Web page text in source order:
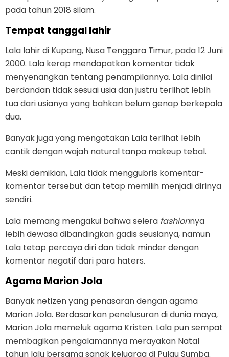
pada tahun 2018 silam.
Tempat tanggal lahir
Lala lahir di Kupang, Nusa Tenggara Timur, pada 12 Juni
2000. Lala kerap mendapatkan komentar tidak
menyenangkan tentang penampilannya. Lala dinilai
berdandan tidak sesuai usia dan justru terlihat lebih
tua dari usianya yang bahkan belum genap berkepala
dua.
Banyak juga yang mengatakan Lala terlihat lebih
cantik dengan wajah natural tanpa makeup tebal.
Meski demikian, Lala tidak menggubris komentar-
komentar tersebut dan tetap memilih menjadi dirinya
sendiri.
Lala memang mengakui bahwa selera fashionnya
lebih dewasa dibandingkan gadis seusianya, namun
Lala tetap percaya diri dan tidak minder dengan
komentar negatif dari para haters.
Agama Marion Jola
Banyak netizen yang penasaran dengan agama
Marion Jola. Berdasarkan penelusuran di dunia maya,
Marion Jola memeluk agama Kristen. Lala pun sempat
membagikan pengalamannya merayakan Natal
tahun lalu bersama sanak keluarga di Pulau Sumba.